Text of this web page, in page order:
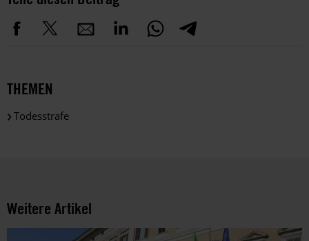
THEMEN
Todesstrafe
Weitere Artikel